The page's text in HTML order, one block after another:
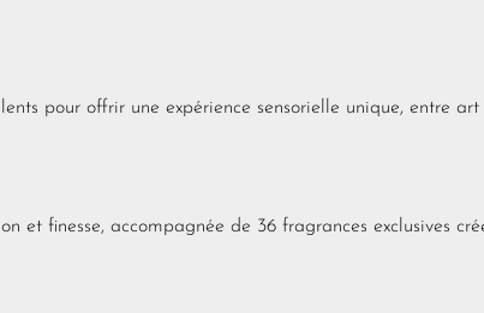
pour offrir une expérience sensorielle unique, entre art
et finesse, accompagnée de 36 fragrances exclusives